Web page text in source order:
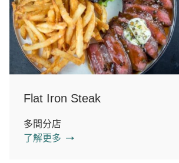
Flat Iron Steak
多間分店
了解更多